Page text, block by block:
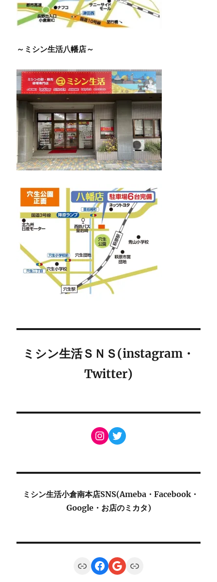
～ミシン生活八幡店～
ミシン生活ＳＮＳ(instagram・
Twitter)
Instagram
Twitter
ミシン生活小倉南本店SNS(Ameba・Facebook・
Google・お店のミカタ)
LinkFacebook
Google
Link